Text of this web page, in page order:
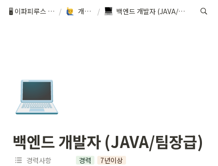
🖥️ 이파피루스 채용 / 개발부 / 백엔드 개발자 (JAVA/팀장급)
💻
백엔드 개발자 (JAVA/팀장급)
경력사항 경력
7년이상